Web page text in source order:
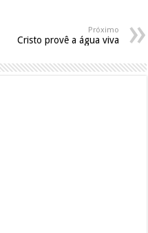
Próximo
Cristo provê a água viva